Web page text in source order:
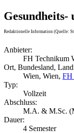
Redaktionelle Information (Quelle:
Anbieter:
FH Technikum
Ort, Bundesland,
Wien, Wien, FH
Typ:
Vollzeit
Abschluss:
M.A. & M.Sc.
Dauer:
4 Semester